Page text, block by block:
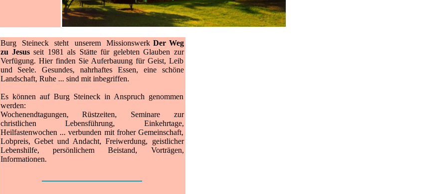
Burg Steineck steht unserem Missionswerk Der Weg
zu Jesusseit 1981 als Stätte für gelebten Glauben zur
Verfügung. Hier finden Sie Auferbauung für Geist, Leib
und Seele. Gesundes, nahrhaftes Essen, eine schöne
Landschaft, Ruhe ... sind mit inbegriffen.
Es können auf Burg Steineck in Anspruch genommen
werden:
Wochenendtagungen, Rüstzeiten, Seminare zur
christlichen Lebensführung, Einkehrtage,
Heilfastenwochen ... verbunden mit froher Gemeinschaft,
Lobpreis, Gebet und Andacht, Freiwerdung, geistlicher
Lebenshilfe, persönlichem Beistand, Vorträgen,
Informationen.